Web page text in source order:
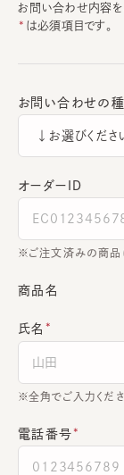
お問い合わせ内容を
は必須項目です。
お問い合わせの
オーダーＩＤ
ご注文済みの商品
商品名
氏名
全角でご入力くださ
電話番号